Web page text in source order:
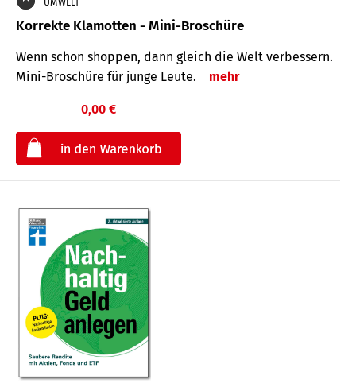
UMWELT
Korrekte Klamotten - Mini-Broschüre
Wenn schon shoppen, dann gleich die Welt verbessern.
Mini-Broschüre für junge Leute.
mehr
0,00 €